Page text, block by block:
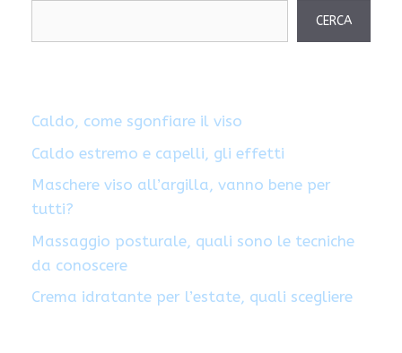
CERCA
Caldo, come sgonfiare il viso
Caldo estremo e capelli, gli effetti
Maschere viso all’argilla, vanno bene per
tutti?
Massaggio posturale, quali sono le tecniche
da conoscere
Crema idratante per l’estate, quali scegliere